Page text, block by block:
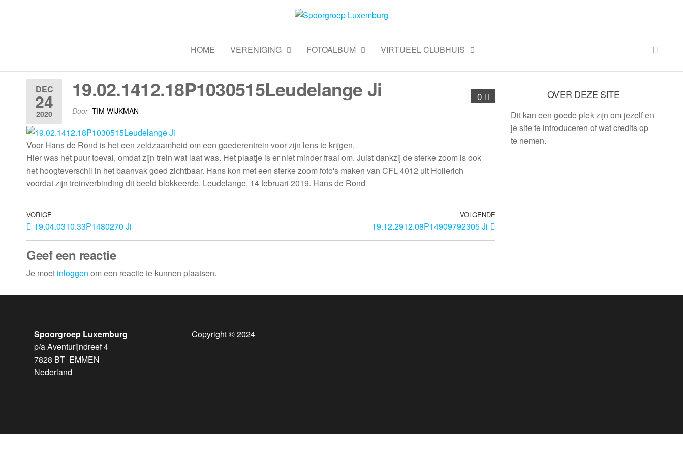
Spoorgroep Luxemburg
HOME VERENIGING FOTOALBUM VIRTUEEL CLUBHUIS
DEC
24
2020
0
19.02.1412.18P1030515Leudelange Ji
Door TIM WIJKMAN
Voor Hans de Rond is het een zeldzaamheid om een ​​goederentrein voor zijn lens te krijgen.
Hier was het puur toeval, omdat zijn trein wat laat was. Het plaatje is er niet minder fraai om. Juist dankzij de sterke zoom is ook
het hoogteverschil in het baanvak goed zichtbaar. Hans kon met een sterke zoom foto's maken van CFL 4012 uit Hollerich
voordat zijn treinverbinding dit beeld blokkeerde. Leudelange, 14 februari 2019. Hans de Rond
VORIGE
19.04.0310.33P1480270 Ji
VOLGENDE
19.12.2912.08P14909792305 Ji
Geef een reactie
Je moet inloggen om een reactie te kunnen plaatsen.
OVER DEZE SITE
Dit kan een goede plek zijn om jezelf en
je site te introduceren of wat credits op
te nemen.
Spoorgroep Luxemburg
p/a Aventurijndreef 4
7828 BT EMMEN
Nederland
Copyright © 2024